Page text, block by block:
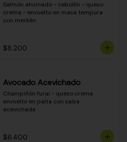
Salmón ahumado - cebollín - queso
crema - envuelto en masa tempura
con merkén
$8.200
Avocado Acevichado
Champiñón furai - queso crema
envuelto en palta con salsa
acevichada
$6.400